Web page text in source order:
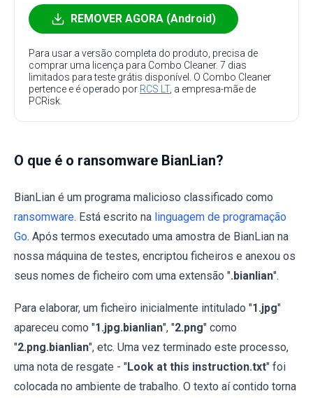
REMOVER AGORA (Android)
Para usar a versão completa do produto, precisa de
comprar uma licença para Combo Cleaner. 7 dias
limitados para teste grátis disponível. O Combo Cleaner
pertence e é operado por RCS LT, a empresa-mãe de
PCRisk.
O que é o ransomware BianLian?
BianLian é um programa malicioso classificado como
ransomware. Está escrito na linguagem de programação
Go. Após termos executado uma amostra de BianLian na
nossa máquina de testes, encriptou ficheiros e anexou os
seus nomes de ficheiro com uma extensão ".bianlian".
Para elaborar, um ficheiro inicialmente intitulado "1.jpg"
apareceu como "1.jpg.bianlian", "2.png" como
"2.png.bianlian", etc. Uma vez terminado este processo,
uma nota de resgate - "Look at this instruction.txt" foi
colocada no ambiente de trabalho. O texto aí contido torna